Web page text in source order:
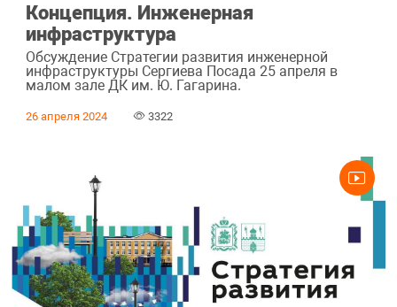
Концепция. Инженерная
инфраструктура
Обсуждение Стратегии развития инженерной
инфраструктуры Сергиева Посада 25 апреля в
малом зале ДК им. Ю. Гагарина.
26 апреля 2024 3322